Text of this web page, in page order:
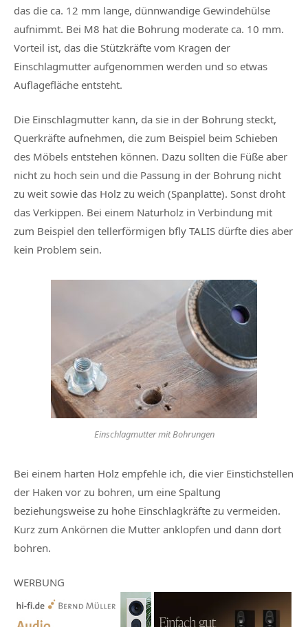
das die ca. 12 mm lange, dünnwandige Gewindehülse
aufnimmt. Bei M8 hat die Bohrung moderate ca. 10 mm.
Vorteil ist, das die Stützkräfte vom Kragen der
Einschlagmutter aufgenommen werden und so etwas
Auflagefläche entsteht.
Die Einschlagmutter kann, da sie in der Bohrung steckt,
Querkräfte aufnehmen, die zum Beispiel beim Schieben
des Möbels entstehen können. Dazu sollten die Füße aber
nicht zu hoch sein und die Passung in der Bohrung nicht
zu weit sowie das Holz zu weich (Spanplatte). Sonst droht
das Verkippen. Bei einem Naturholz in Verbindung mit
zum Beispiel den tellerförmigen bfly TALIS dürfte dies aber
kein Problem sein.
Einschlagmutter mit Bohrungen
Bei einem harten Holz empfehle ich, die vier Einstichstellen
der Haken vor zu bohren, um eine Spaltung
beziehungsweise zu hohe Einschlagkräfte zu vermeiden.
Kurz zum Ankörnen die Mutter anklopfen und dann dort
bohren.
WERBUNG